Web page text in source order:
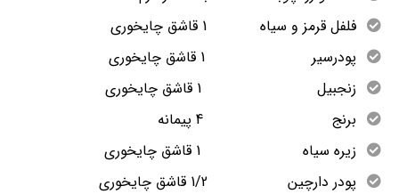
فلفل قرمز و سیاه 1 قاشق چایخوری
پودرسیر 1 قاشق چایخوری
زنجبیل 1 قاشق چایخوری
برنج 4 پیمانه
زیره سیاه 1 قاشق چایخوری
پودر دارچین 1/2 قاشق چایخوری